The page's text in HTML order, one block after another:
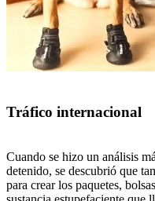
Tráfico internacional
Cuando se hizo un análisis
detenido, se descubrió que
para crear los paquetes,